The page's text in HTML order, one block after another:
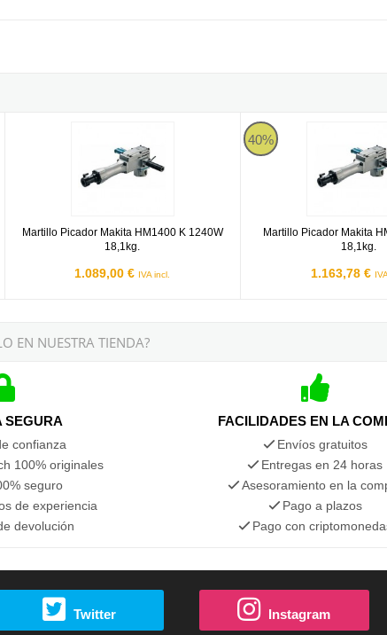
Martillo Picador Makita HM1400 K 1240W
18,1kg.
1.089,00 € IVA incl.
Martillo Picador Makita HM1400 K 1240W 18,1kg.
40%
Martillo Picador Makita
18,1kg.
1.163,78 €
Martillo Picador Makita
EN NUESTRA TIENDA?
SEGURA
confianza
100% originales
seguro
de experiencia
devolución
FACILIDADES EN LA
Envíos gratuitos
Entregas en 24 horas
Asesoramiento en la
Pago a plazos
Pago con
Twitter Instagram